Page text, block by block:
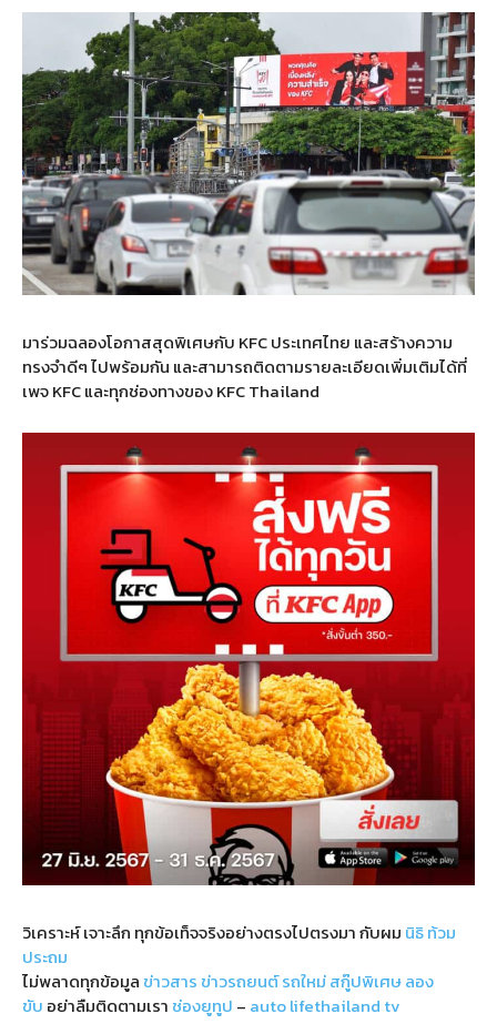
มาร่วมฉลองโอกาสสุดพิเศษกับ KFC ประเทศไทย และสร้างความ
ทรงจำดีๆ ไปพร้อมกัน และสามารถติดตามรายละเอียดเพิ่มเติมได้ที่
เพจ KFC และทุกช่องทางของ KFC Thailand
วิเคราะห์ เจาะลึก ทุกข้อเท็จจริงอย่างตรงไปตรงมา กับผม นิธิ ท้วม
ประถม
ไม่พลาดทุกข้อมูล ข่าวสาร ข่าวรถยนต์รถใหม่สกู๊ปพิเศษลอง
ขับ อย่าลืมติดตามเรา ช่องยูทูป – auto lifethailand tv